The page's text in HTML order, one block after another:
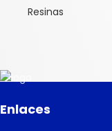
Resinas
Enlaces